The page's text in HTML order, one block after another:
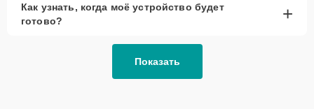
Как узнать, когда моё устройство будет
готово?
+
Показать